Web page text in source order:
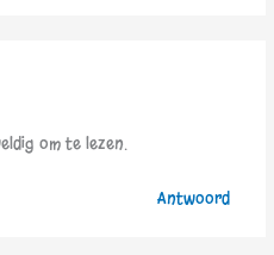
om te lezen.
Antwoord